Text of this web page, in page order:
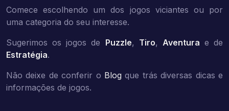
Comece escolhendo um dos jogos viciantes ou por
uma categoria do seu interesse.
Sugerimos os jogos de Puzzle, Tiro, Aventura e de
Estratégia.
Não deixe de conferir o Blog que trás diversas dicas e
informações de jogos.